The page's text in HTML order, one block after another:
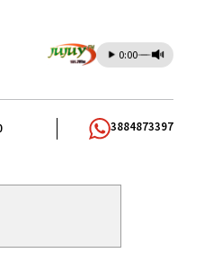
0:00
PREMIOS SAN SALVADOR
3884873397